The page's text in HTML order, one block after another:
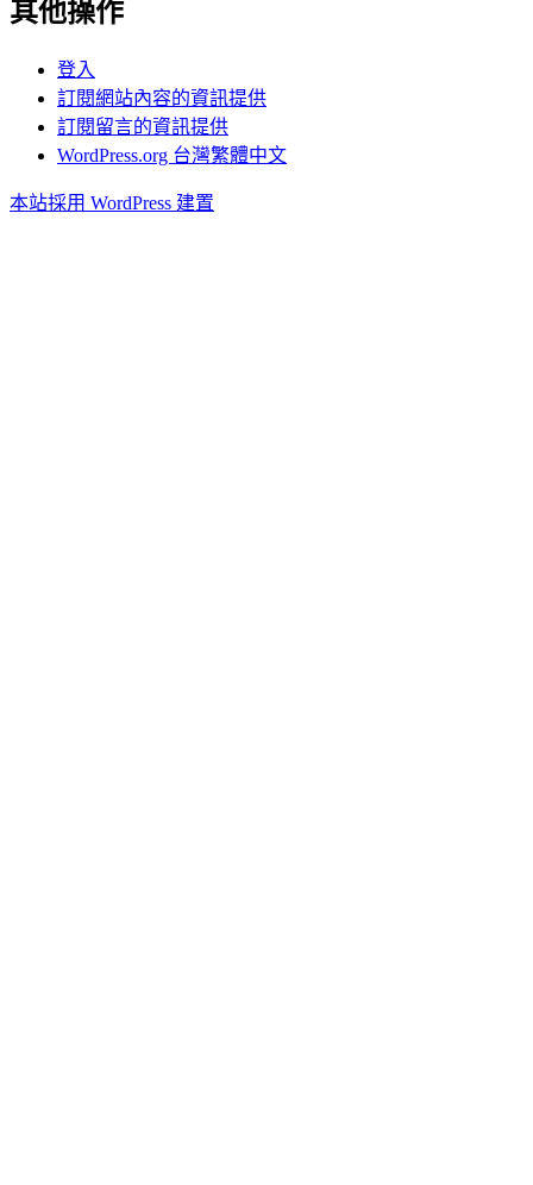
其他操作
登入
訂閱網站內容的資訊提供
訂閱留言的資訊提供
WordPress.org 台灣繁體中文
本站採用 WordPress 建置